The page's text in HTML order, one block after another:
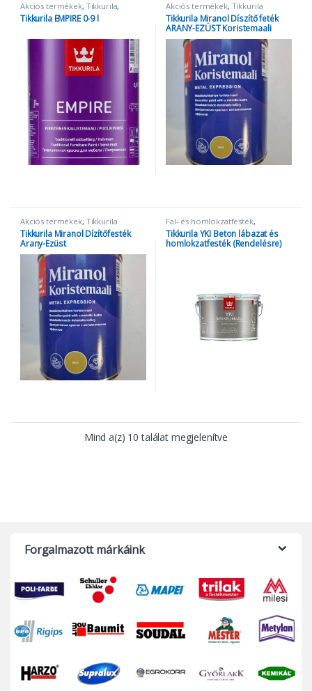
Akciós termékek, Tikkurila,
Zománcfestékek
Tikkurila EMPIRE 0-9 l
Akciós termékek, Tikkurila
Tikkurila Miranol Díszítő feték
ARANY-EZÜST Koristemaali
Akciós termékek, Tikkurila
Tikkurila Miranol Dízítőfesték
Arany-Ezüst
Fal- és homlokzatfesték,
Homlokzatfestékek ,Tikkurila
Tikkurila YKI Beton lábazat és
homlokzatfesték (Rendelésre)
Mind a(z) 10 találat megjelenítve
Forgalmazott márkáink